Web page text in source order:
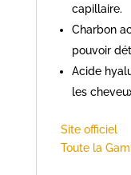
capillaire.
Charbon
pouvoir
Acide
les
Site officiel
Toute la